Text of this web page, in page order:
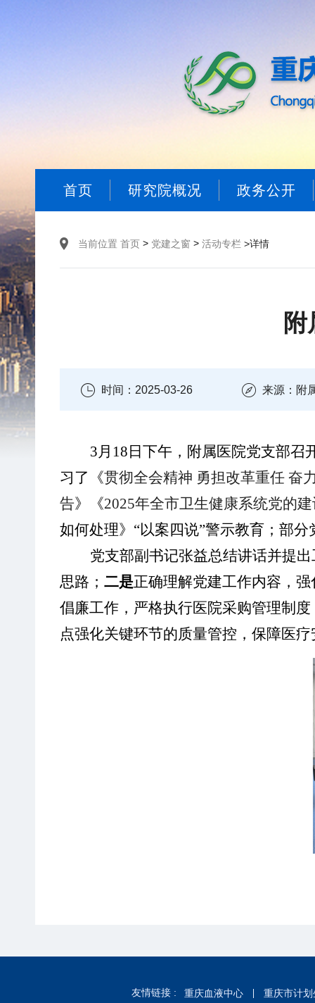
首页 研究院概况 政务公开
当前位置 首页 > 党建之窗 > 活动专栏 >详情
时间：2025-03-26 来源：附
3月 18 日下午，附属医院党支部召
习了《贯彻全会精神 勇担改革重任 奋
告》 《2025年全市卫生健康系统党的
如何处理》 “以案四说”警示教育；部
党支部副 书记张益总结讲话并提
思路； 二是正确理解党建工作内容，
倡廉工作，严格执行医院采购管理制度
点强化关键环节的质量管控，保障医
友情链接 : 重庆血液中心 重庆市计